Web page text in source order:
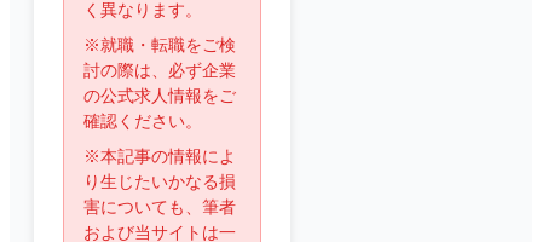
く異なります。
※就職・転職をご検
討の際は、必ず企業
の公式求人情報をご
確認ください。
※本記事の情報によ
り生じたいかなる損
害についても、筆者
および当サイトは一